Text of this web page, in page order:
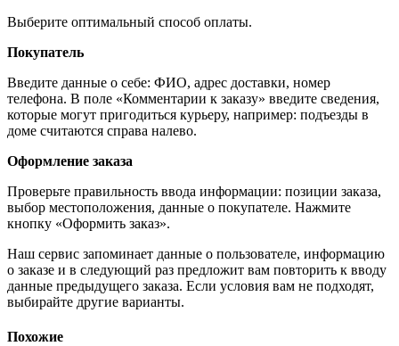
Выберите оптимальный способ оплаты.
Покупатель
Введите данные о себе: ФИО, адрес доставки, номер
телефона. В поле «Комментарии к заказу» введите сведения,
которые могут пригодиться курьеру, например: подъезды в
доме считаются справа налево.
Оформление заказа
Проверьте правильность ввода информации: позиции заказа,
выбор местоположения, данные о покупателе. Нажмите
кнопку «Оформить заказ».
Наш сервис запоминает данные о пользователе, информацию
о заказе и в следующий раз предложит вам повторить к вводу
данные предыдущего заказа. Если условия вам не подходят,
выбирайте другие варианты.
Похожие